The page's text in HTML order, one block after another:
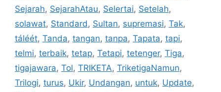
Sejarah, SejarahAtau, Selertai, Setelah,
solawat, Standard, Sultan, supremasi, Tak,
táléét, Tanda, tangan, tanpa, Tapata, tapi,
telmi, terbaik, tetap, Tetapi, tetenger, Tiga,
tigajawara, Tol, TRIKETA, TriketigaNamun,
Trilogi, turus, Ukir, Undangan, untuk, Update,